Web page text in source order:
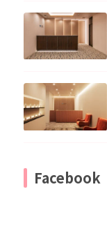
Facebook